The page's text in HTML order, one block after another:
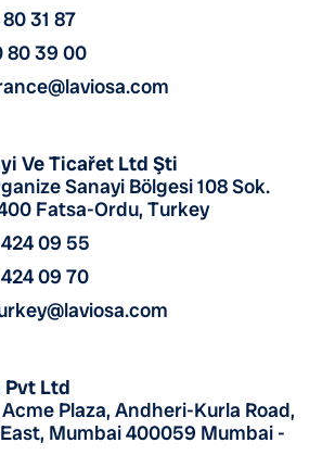
31 87
80 39 00
Ve Ticařet Ltd Şti
Sanayi Bölgesi 108 Sok.
Fatsa-Ordu, Turkey
09 55
09 70
Pvt Ltd
Plaza, Andheri-Kurla Road,
Mumbai 400059 Mumbai -